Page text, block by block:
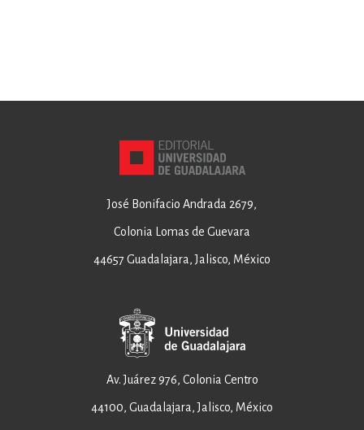
José Bonifacio Andrada 2679,
Colonia Lomas de Guevara
44657 Guadalajara, Jalisco, México
Av. Juárez 976, Colonia Centro
44100, Guadalajara, Jalisco, México